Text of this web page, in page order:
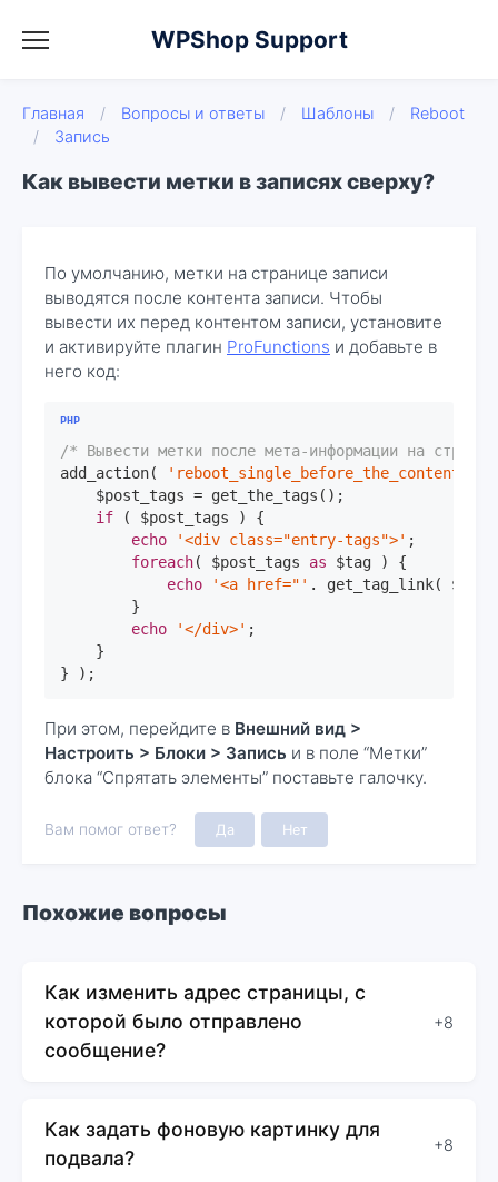
WPShop Support
Главная / Вопросы и ответы / Шаблоны /
Reboot
/
Запись
Как вывести метки в записях сверху?
По умолчанию, метки на странице записи
выводятся после контента записи. Чтобы
вывести их перед контентом записи, установите
и активируйте плагин ProFunctions и добавьте в
него код:
/* Вывести метки после мета-информации на
add_action(
'reboot_single_before_the_content'
    $post_tags = get_the_tags();
if ( $post_tags ) {
echo
'<div class="entry-tags">' ;
foreach( $post_tags as $tag ) {
echo
'<a href="' . get_tag_link(
        }
echo
'</div>' ;
    }
} );
При этом, перейдите в Внешний вид >
Настроить > Блоки > Запись и в поле “Метки”
блока “Спрятать элементы” поставьте галочку.
Вам помог ответ? Да Нет
Похожие вопросы
Как изменить адрес страницы, с
которой было отправлено
сообщение?
+8
Как задать фоновую картинку для
подвала?
+8